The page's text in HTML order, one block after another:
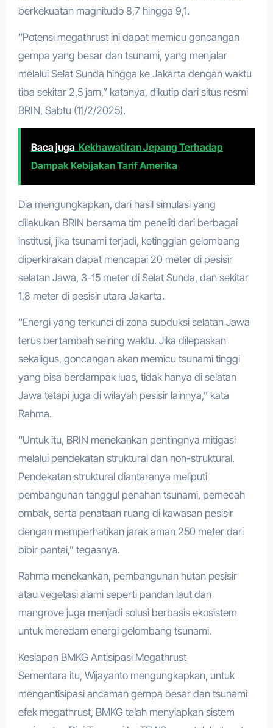
berkekuatan magnitudo 8,7 hingga 9,1.
“Potensi megathrust ini dapat memicu goncangan
gempa yang besar dan tsunami, yang menjalar
melalui Selat Sunda hingga ke Jakarta dengan waktu
tiba sekitar 2,5 jam,” katanya, dikutip dari situs resmi
BRIN, Sabtu (11/2/2025).
Baca juga Kekhawatiran Jepang Terhadap
Dampak Kebijakan Tarif Amerika
Dia mengungkapkan, dari hasil simulasi yang
dilakukan BRIN bersama tim peneliti dari berbagai
institusi, jika tsunami terjadi, ketinggian gelombang
diperkirakan dapat mencapai 20 meter di pesisir
selatan Jawa, 3-15 meter di Selat Sunda, dan sekitar
1,8 meter di pesisir utara Jakarta.
“Energi yang terkunci di zona subduksi selatan Jawa
terus bertambah seiring waktu. Jika dilepaskan
sekaligus, goncangan akan memicu tsunami tinggi
yang bisa berdampak luas, tidak hanya di selatan
Jawa tetapi juga di wilayah pesisir lainnya,” kata
Rahma.
“Untuk itu, BRIN menekankan pentingnya mitigasi
melalui pendekatan struktural dan non-struktural.
Pendekatan struktural diantaranya meliputi
pembangunan tanggul penahan tsunami, pemecah
ombak, serta penataan ruang di kawasan pesisir
dengan memperhatikan jarak aman 250 meter dari
bibir pantai,” tegasnya.
Rahma menekankan, pembangunan hutan pesisir
atau vegetasi alami seperti pandan laut dan
mangrove juga menjadi solusi berbasis ekosistem
untuk meredam energi gelombang tsunami.
Kesiapan BMKG Antisipasi Megathrust
Sementara itu, Wijayanto mengungkapkan, untuk
mengantisipasi ancaman gempa besar dan tsunami
efek megathrust, BMKG telah menyiapkan sistem